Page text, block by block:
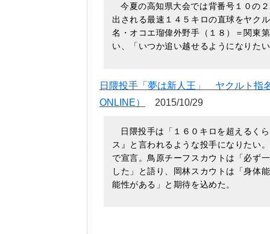
今夏の高知県大会では背番号１０の
出される最速１４５キロの直球をヤク
名・オコエ瑠偉外野手（１８）＝関東
い、「いつか追い越せるようになりた
日隈投手「夢は新人王」 ヤクルト指
ONLINE）
2015/10/29
日隈投手は「１６０キロを超えるく
ス』と言われるような投手になりたい
で宣言。鳥原チーフスカウトは「必ず
した」と語り、岡林スカウトは「身体
能性がある」と期待を込めた。